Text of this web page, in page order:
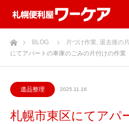
ホームBLOG 片づけ作業, 退去後の
にてアパートの車庫のごみの片付けの作
遺品整理 2025.11.16
札幌市東区にてアパ